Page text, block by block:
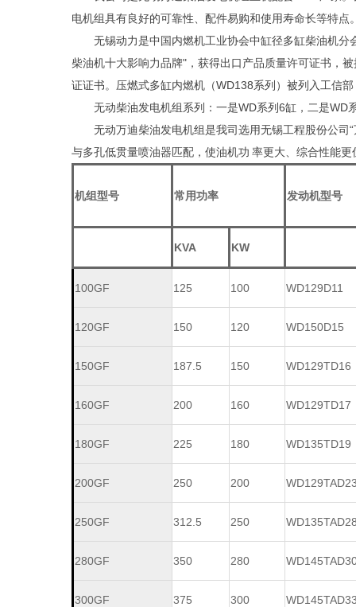
电机组具有良好的可靠性、配件易购和使用寿命长等特点
无锡动力是中国内燃机工业协会中缸径多缸柴油机
柴油机十大影响力品牌"，获得出口产品质量许可证书，
证证书。压燃式多缸内燃机（WD138系列）被列入工信
无动柴油发电机组系列：一是WD系列6缸，二是WD
无动万迪柴油发电机组是我司选用无锡工程股份公
与多孔低贯量喷油器匹配，使油机功 率更大、综合性能更
机组型号 常用功率 发动机型号
KVA KW
100GF 125 100 WD129D11
120GF 150 120 WD150D15
150GF 187.5 150 WD129TD16
160GF 200 160 WD129TD17
180GF 225 180 WD135TD19
200GF 250 200
250GF 312.5 250
280GF 350 280
300GF 375 300